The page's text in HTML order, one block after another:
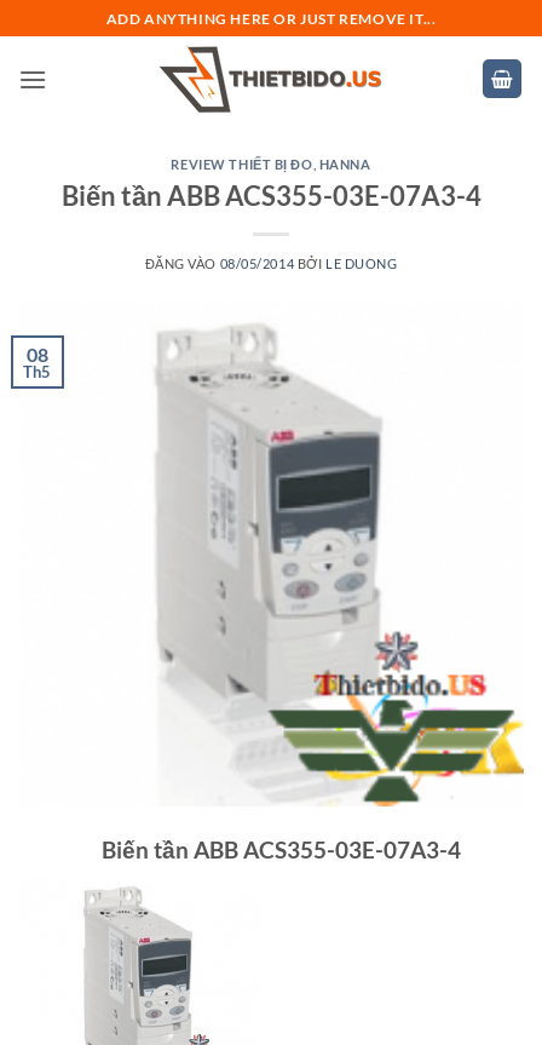
qua
nội
ADD ANYTHING HERE OR JUST REMOVE IT...
REVIEW THIẾT BỊ ĐO HANNA
Biến tần ABB ACS355-03E-07A3-4
ĐĂNG VÀO 08/05/2014 BỞI LE DUONG
08
Th5
Biến tần ABB ACS355-03E-07A3-4